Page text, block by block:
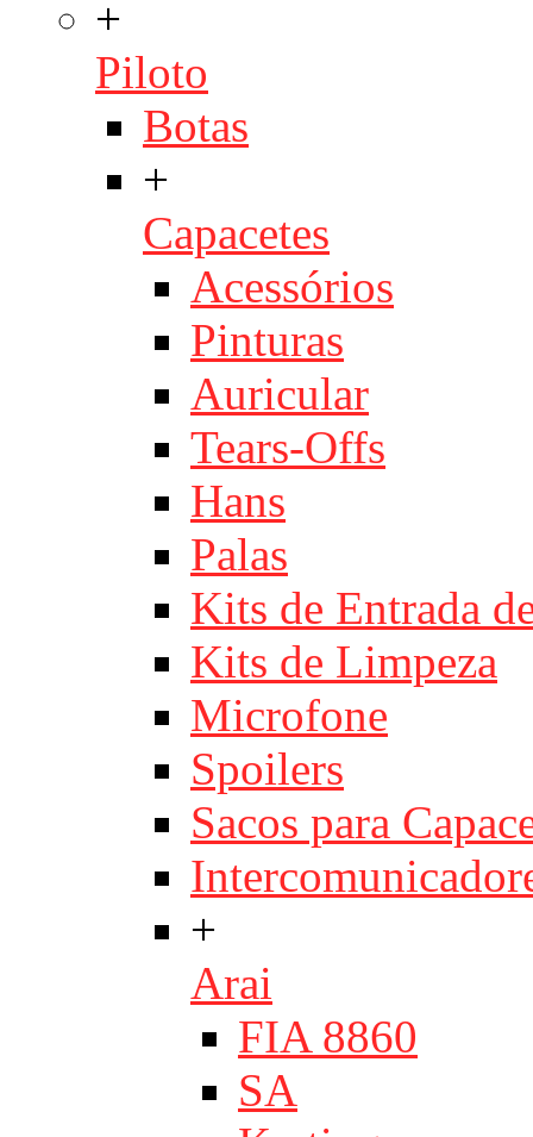
+
Piloto
Botas
+
Capacetes
Acessórios
Pinturas
Auricular
Tears-Offs
Hans
Palas
Kits de Entrada
Kits de Limpeza
Microfone
Spoilers
Sacos para
+
Arai
FIA 8860
SA